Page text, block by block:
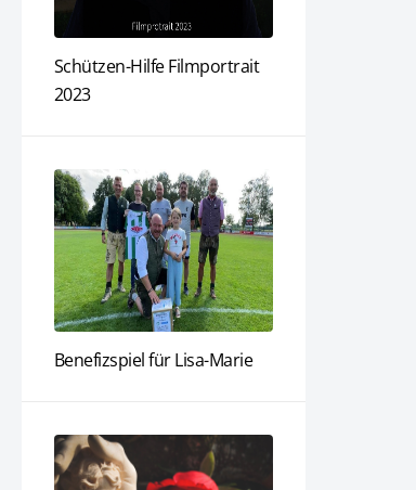
Schützen-Hilfe Filmportrait
2023
Benefizspiel für Lisa-Marie